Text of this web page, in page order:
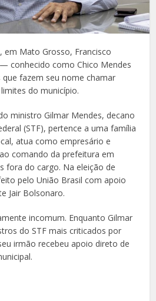
em Mato Grosso, Francisco
conhecido como Chico Mendes
fazem seu nome chamar
do município.
ministro Gilmar Mendes, decano
(STF), pertence a uma família
atua como empresário e
comando da prefeitura em
fora do cargo. Na eleição de
pelo União Brasil com apoio
Jair Bolsonaro.
incomum. Enquanto Gilmar
do STF mais criticados por
irmão recebeu apoio direto de